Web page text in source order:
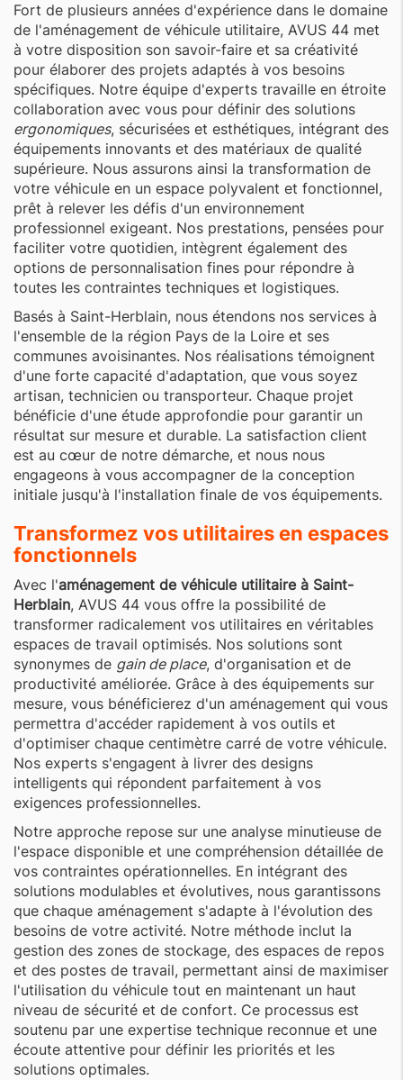
Fort de plusieurs années d'expérience dans le domaine
de l'aménagement de véhicule utilitaire, AVUS 44 met
à votre disposition son savoir-faire et sa créativité
pour élaborer des projets adaptés à vos besoins
spécifiques. Notre équipe d'experts travaille en étroite
collaboration avec vous pour définir des solutions
ergonomiques, sécurisées et esthétiques, intégrant des
équipements innovants et des matériaux de qualité
supérieure. Nous assurons ainsi la transformation de
votre véhicule en un espace polyvalent et fonctionnel,
prêt à relever les défis d'un environnement
professionnel exigeant. Nos prestations, pensées pour
faciliter votre quotidien, intègrent également des
options de personnalisation fines pour répondre à
toutes les contraintes techniques et logistiques.
Basés à Saint-Herblain, nous étendons nos services à
l'ensemble de la région Pays de la Loire et ses
communes avoisinantes. Nos réalisations témoignent
d'une forte capacité d'adaptation, que vous soyez
artisan, technicien ou transporteur. Chaque projet
bénéficie d'une étude approfondie pour garantir un
résultat sur mesure et durable. La satisfaction client
est au cœur de notre démarche, et nous nous
engageons à vous accompagner de la conception
initiale jusqu'à l'installation finale de vos équipements.
Transformez vos utilitaires en espaces
fonctionnels
Avec l'aménagement de véhicule utilitaire à Saint-
Herblain, AVUS 44 vous offre la possibilité de
transformer radicalement vos utilitaires en véritables
espaces de travail optimisés. Nos solutions sont
synonymes de gain de place, d'organisation et de
productivité améliorée. Grâce à des équipements sur
mesure, vous bénéficierez d'un aménagement qui vous
permettra d'accéder rapidement à vos outils et
d'optimiser chaque centimètre carré de votre véhicule.
Nos experts s'engagent à livrer des designs
intelligents qui répondent parfaitement à vos
exigences professionnelles.
Notre approche repose sur une analyse minutieuse de
l'espace disponible et une compréhension détaillée de
vos contraintes opérationnelles. En intégrant des
solutions modulables et évolutives, nous garantissons
que chaque aménagement s'adapte à l'évolution des
besoins de votre activité. Notre méthode inclut la
gestion des zones de stockage, des espaces de repos
et des postes de travail, permettant ainsi de maximiser
l'utilisation du véhicule tout en maintenant un haut
niveau de sécurité et de confort. Ce processus est
soutenu par une expertise technique reconnue et une
écoute attentive pour définir les priorités et les
solutions optimales.